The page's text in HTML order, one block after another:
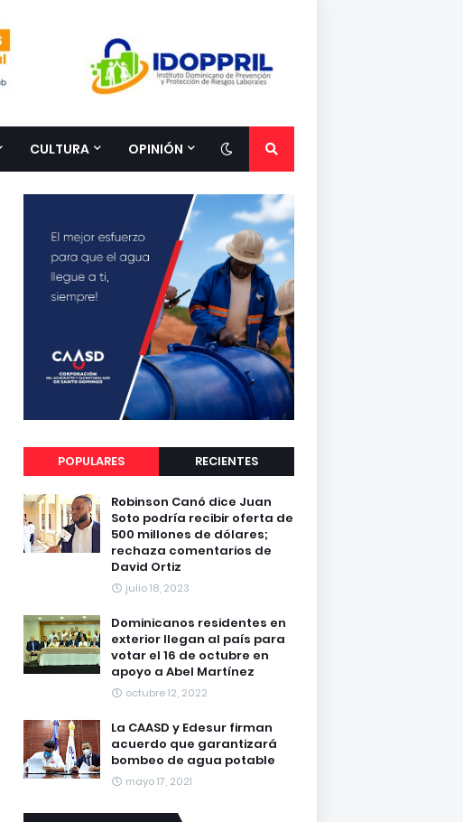
CULTURA OPINIÓN
POPULARES RECIENTES
Robinson Canó dice Juan
Soto podría recibir oferta de
500 millones de dólares;
rechaza comentarios de
David Ortiz
julio 18, 2023
Dominicanos residentes en
exterior llegan al país para
votar el 16 de octubre en
apoyo a Abel Martínez
octubre 12, 2022
La CAASD y Edesur firman
acuerdo que garantizará
bombeo de agua potable
mayo 17, 2021